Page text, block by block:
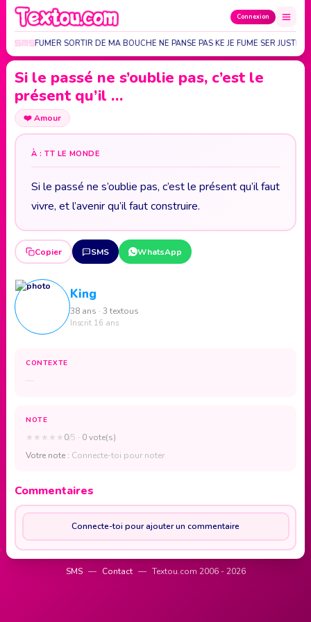
Connexion
DE LA FUMER SORTIR DE MA BOUCHE NE PANSE PAS KE JE FUME SER JUSTE
Si le passé ne s’oublie pas, c’est le
présent qu’il …
❤️Amour
À : TT LE MONDE
Si le passé ne s’oublie pas, c’est le présent qu’il faut
vivre, et l’avenir qu’il faut construire.
Copier SMS WhatsApp
King
38 ans · 3 textous
Inscrit 16 ans
CONTEXTE
—
NOTE
★ ★ ★ ★ ★0/5 · 0 vote(s)
Votre note : Connecte-toi pour noter
Commentaires
Connecte-toi pour ajouter un commentaire
SMS — Contact — Textou.com 2006 - 2026